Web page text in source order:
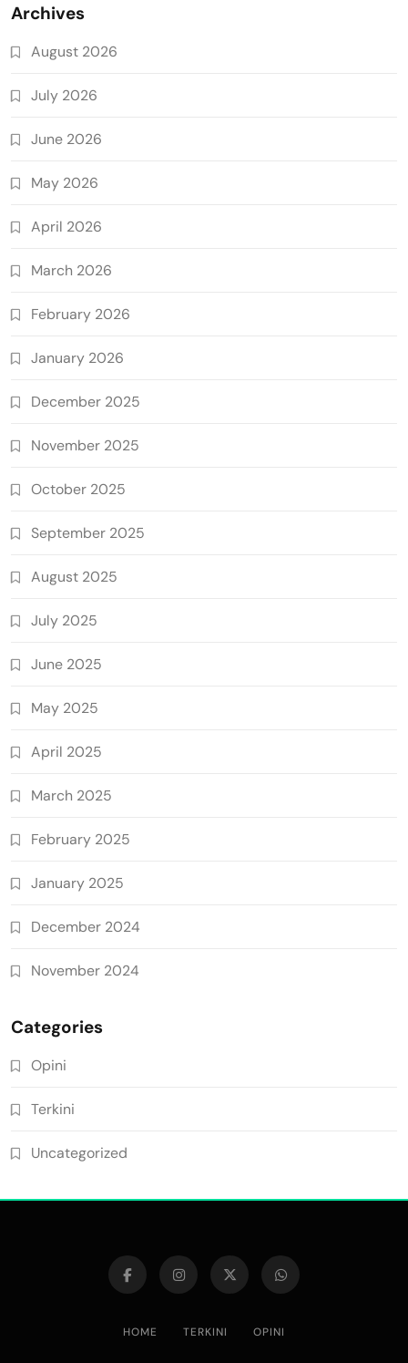
Archives
August 2026
July 2026
June 2026
May 2026
April 2026
March 2026
February 2026
January 2026
December 2025
November 2025
October 2025
September 2025
August 2025
July 2025
June 2025
May 2025
April 2025
March 2025
February 2025
January 2025
December 2024
November 2024
Categories
Opini
Terkini
Uncategorized
HOME TERKINI OPINI